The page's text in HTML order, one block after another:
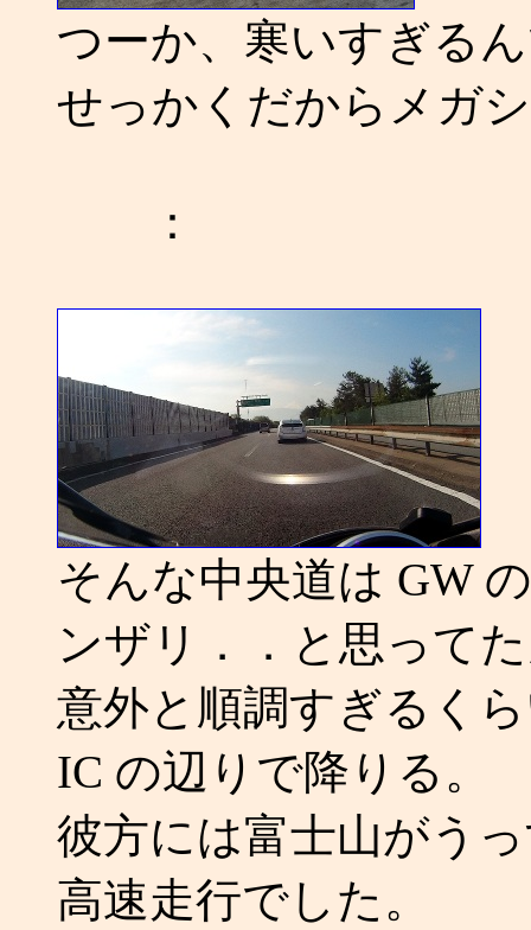
つーか、寒いすぎる
せっかくだからメガ
：
そんな中央道は GW
ンザリ．．と思って
意外と順調すぎるく
IC の辺りで降りる。
彼方には富士山がう
高速走行でした。